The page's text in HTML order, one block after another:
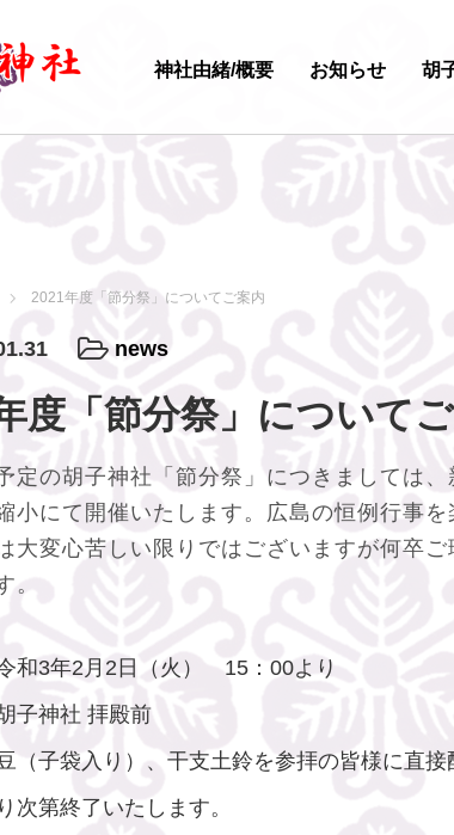
神社由緒/概要 お知らせ 胡
2021年度「節分祭」についてご案内
news
度「節分祭」について
定の胡子神社「節分祭」につきましては
小にて開催いたします。広島の恒例行事
大変心苦しい限りではございますが何卒
。
和3年2月2日（火） 15：00より
子神社 拝殿前
子袋入り）、干支土鈴を参拝の皆様に直接
次第終了いたします。